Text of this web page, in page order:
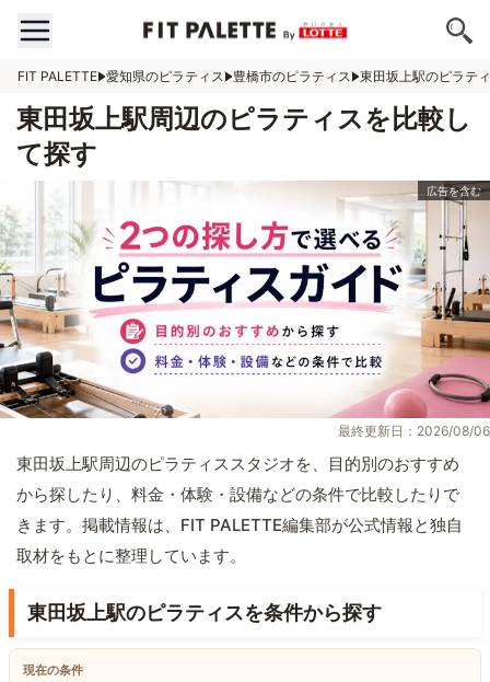
FIT PALETTE 愛知県のピラティス 豊橋市のピラティス 東田坂上駅のピラテ
東田坂上駅周辺のピラティスを比較し
て探す
最終更新日：2026/08/06
東田坂上駅周辺のピラティススタジオを、目的別のおすすめ
から探したり、料金・体験・設備などの条件で比較したりで
きます。掲載情報は、FIT PALETTE編集部が公式情報と独自
取材をもとに整理しています。
東田坂上駅のピラティスを条件から探す
現在の条件